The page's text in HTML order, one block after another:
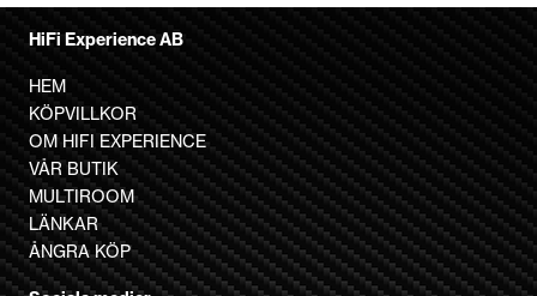
HiFi Experience AB
HEM
KÖPVILLKOR
OM HIFI EXPERIENCE
VÅR BUTIK
MULTIROOM
LÄNKAR
ÅNGRA KÖP